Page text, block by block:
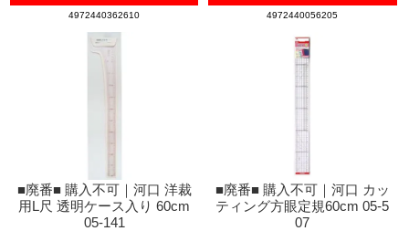
4972440362610 4972440056205
■廃番■ 購入不可｜河口 洋裁
用L尺 透明ケース入り 60cm
05-141
■廃番■ 購入不可｜河口 カッ
ティング方眼定規60cm 05-5
07